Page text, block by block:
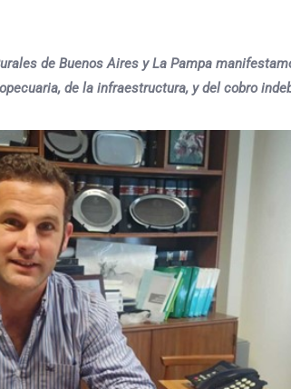
de Buenos Aires y La Pampa
de la infraestructura, y del cobro